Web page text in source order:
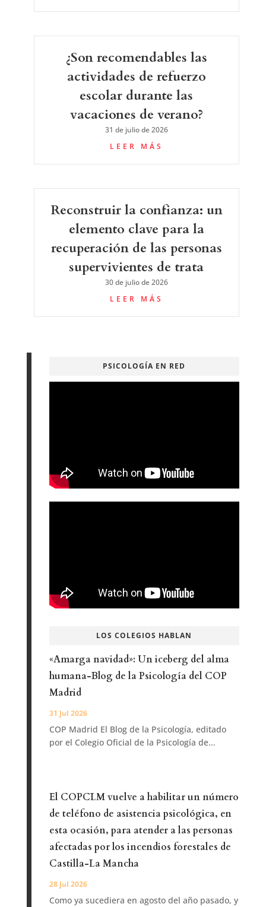
¿Son recomendables las
actividades de refuerzo
escolar durante las
vacaciones de verano?
31 de julio de 2026
LEER MÁS
Reconstruir la confianza: un
elemento clave para la
recuperación de las personas
supervivientes de trata
30 de julio de 2026
LEER MÁS
PSICOLOGÍA EN RED
LOS COLEGIOS HABLAN
«Amarga navidad»: Un iceberg del alma
humana-Blog de la Psicología del COP
Madrid
31 Jul 2026
COP Madrid El Blog de la Psicología, editado
por el Colegio Oficial de la Psicología de...
El COPCLM vuelve a habilitar un número
de teléfono de asistencia psicológica, en
esta ocasión, para atender a las personas
afectadas por los incendios forestales de
Castilla-La Mancha
28 Jul 2026
Como ya sucediera en agosto del año pasado, y